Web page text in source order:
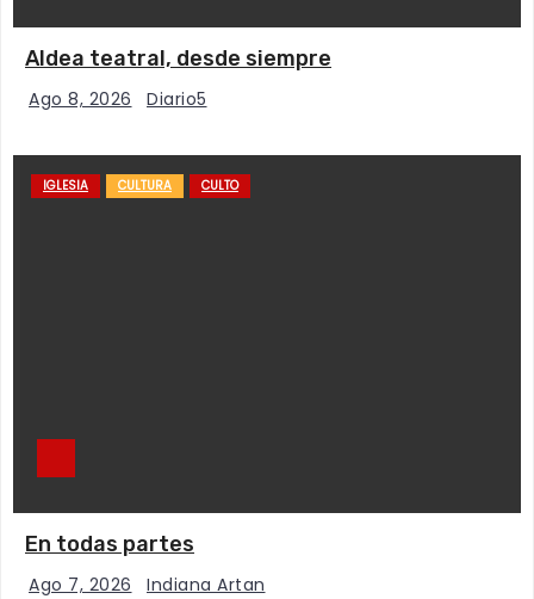
Aldea teatral, desde siempre
Ago 8, 2026 Diario5
IGLESIA CULTURA CULTO
En todas partes
Ago 7, 2026 Indiana Artan